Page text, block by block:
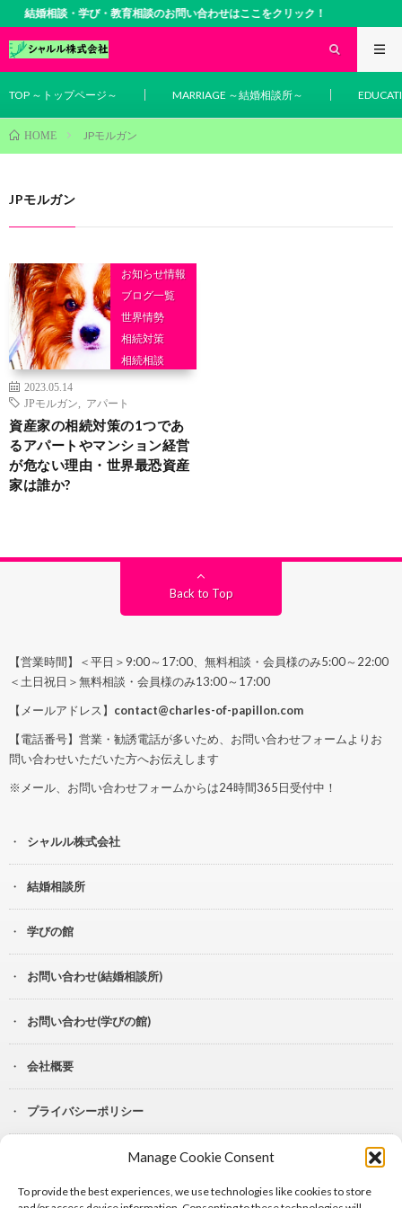
Manage Cookie Consent
To provide the best experiences, we use technologies like cookies to store
結婚相談・学び・教育相談のお問い合わせはここをクリック！
TOP ～トップページ～ MARRIAGE ～結婚相談所～
HOME JPモルガン
JPモルガン
お知らせ情報
ブログ一覧
世界情勢
相続対策
相続相談
2023.05.14
JPモルガン
アパート
資産家の相続対策の1つであ
るアパートやマンション経営
が危ない理由・世界最恐資産
家は誰か?
Back to Top
【営業時間】＜平日＞9:00～17:00、無料相談・会員様のみ5:00～22:00
＜土日祝日＞無料相談・会員様のみ13:00～17:00
【メールアドレス】 contact@charles-of-papillon.com
【電話番号】営業・勧誘電話が多いため、お問い合わせフォームよりお
問い合わせいただいた方へお伝えします
※メール、お問い合わせフォームからは24時間365日受付中！
シャルル株式会社
結婚相談所
学びの館
お問い合わせ(結婚相談所)
お問い合わせ(学びの館)
会社概要
プライバシーポリシー
Lit.Link